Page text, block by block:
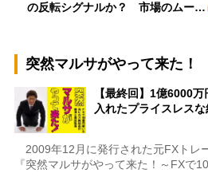
の反転シグナルか？ 市場のムー…
突然マルサがやって来た！
【最終回】1億6000
入れたプライスレス
2009年12月に発行された元FXトレ
『突然マルサがやって来た！～FXで